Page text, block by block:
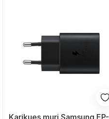
Karikues muri Samsung EP-